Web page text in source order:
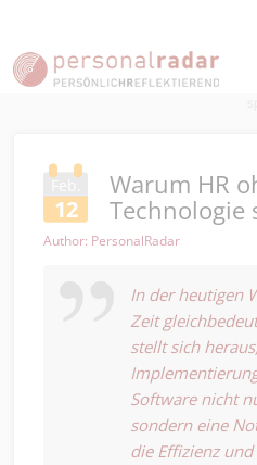
Feb.
12
Warum HR
Technologie
Author: PersonalRadar
In der heutigen
Zeit
stellt sich
Software nicht
sondern eine
die Effizienz